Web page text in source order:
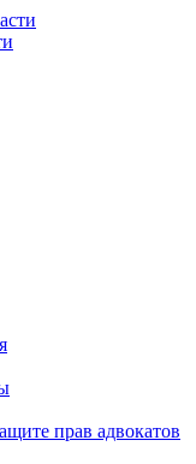
прав адвокатов